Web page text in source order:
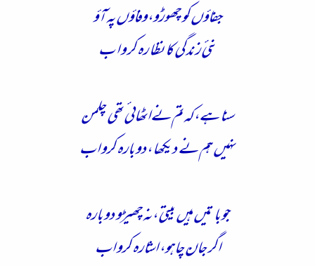
جفاؤں کو چھوڑو،وفاؤں پہ آؤ
نئی زند گی کا نظا رہ کر و ا ب
سنا ہے،کہ تم نےاٹھائی تھی چلمن
نہیں ہم نے دیکھا ،دوبارہ کرو اب
جوباتیں ہیں بیتی ،نہ چھیڑو دوبارہ
اگر جان چاہو، اشارہ کرو اب